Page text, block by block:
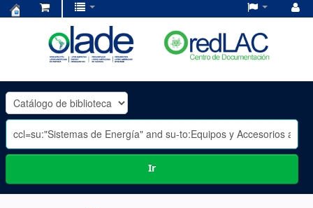
OLADE
-
Ir